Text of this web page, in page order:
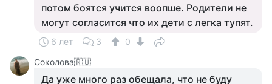
потом боятся учится воопше. Родители не
могут согласится что их дети с легка тупят.
6 лет 3
0
Соколова🇷🇺
Да уже много раз обещала, что не буду